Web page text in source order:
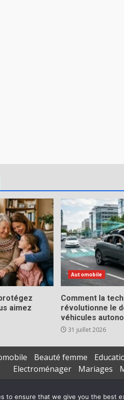
aimez
Automobile
Comment la
révolutionne le
véhicules
31 juillet 2026
Beauté femme
Electroménager
Mariages
to ensure that we give you the best